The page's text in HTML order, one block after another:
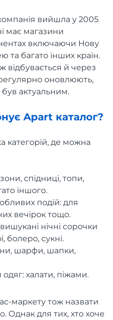
вийшла у 2005
має магазини
включаючи Нову
та багато інших країн.
відбувається й через
оновлюють,
актуальним.
Apart каталог?
категорій, де можна
спідниці, топи,
іншого.
подій: для
вечірок тощо.
нічні сорочки
болеро, сукні.
шарфи, шапки,
халати, піжами.
маркету тож назвати
Однак для тих, хто хоче